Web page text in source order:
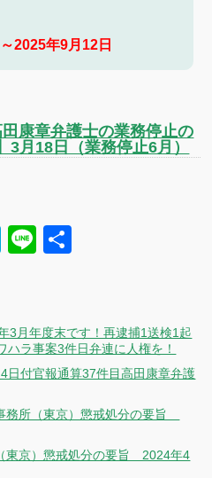
2025年9月12日
田康章弁護士の業務停止の
月18日（業務停止6月）
Hatena
Line
3月年度末です！再逮捕1送検1起
ラ事案3件日弁連に人権を！
日付官報通算37件目高田康章弁護
務所（東京）懲戒処分の要旨
東京）懲戒処分の要旨 2024年4